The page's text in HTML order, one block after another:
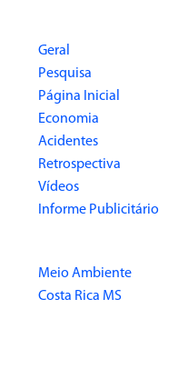
Geral
Pesquisa
Página Inicial
Economia
Acidentes
Retrospectiva
Vídeos
Informe Publicitário
Meio Ambiente
Costa Rica MS